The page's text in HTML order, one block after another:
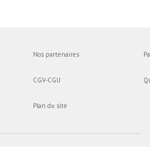
Nos partenaires
CGV-CGU
Plan du site